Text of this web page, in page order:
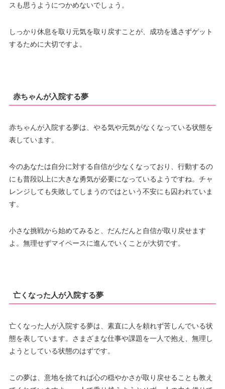
スも思うようにつかめないでしょう。
しっかり休息を取り元気を取り戻すことが、成功を逃さずゲット
するために大切ですよ。
赤ちゃんが入院する夢
赤ちゃんが入院する夢は、やる気や元気がなくなっている状態を
表しています。
今のあなたは自分に対する自信が少なくなっており、行動するの
にも普段以上に大きな勇気が必要になっているようですね。チャ
レンジしても失敗してしまうのではという不安にも囚われていま
す。
小さな挑戦から始めてみると、だんだんと自信が取り戻せます
よ。無理せずマイペースに進んでいくことが大切です。
亡くなった人が入院する夢
亡くなった人が入院する夢は、素直に人を頼れず苦しんでいる状
態を表しています。さまざまな仕事や課題を一人で抱え、無理し
ようとしている状態のはずです。
この夢は、意地を捨てれば心の穏やかさが取り戻せることも教え